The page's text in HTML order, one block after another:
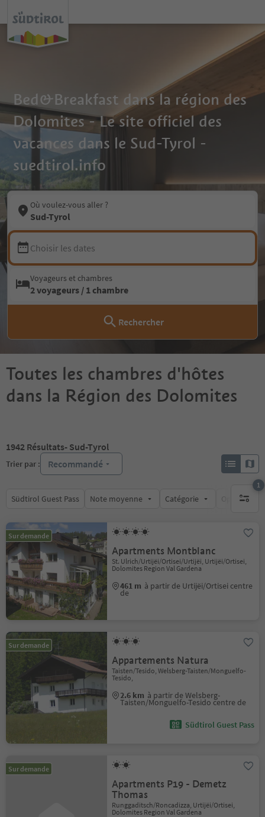
Bed&Breakfast dans la région des
Dolomites - Le site officiel des
vacances dans le Sud-Tyrol -
suedtirol.info
Où voulez-vous aller ?
Sud-Tyrol
Choisir les dates
Voyageurs et chambres
2 voyageurs / 1 chambre
Rechercher
Toutes les chambres d'hôtes
dans la Région des Dolomites
1942 Résultats- Sud-Tyrol
Trier par : Recommandé
Südtirol Guest Pass Note moyenne Catégorie Options de
1
1 filtre
Sur demande
Apartments Montblanc
St. Ulrich/Urtijëi/Ortisei/Urtijëi, Urtijëi/Ortisei,
Dolomites Region Val Gardena
461 m à partir de Urtijëi/Ortisei centre
de
Sur demande
Appartements Natura
Taisten/Tesido, Welsberg-Taisten/Monguelfo-
Tesido,
2.6 km à partir de Welsberg-
Taisten/Monguelfo-Tesido centre de
Südtirol Guest Pass
Sur demande
Apartments P19 - Demetz
Thomas
Runggaditsch/Roncadizza, Urtijëi/Ortisei,
Dolomites Region Val Gardena